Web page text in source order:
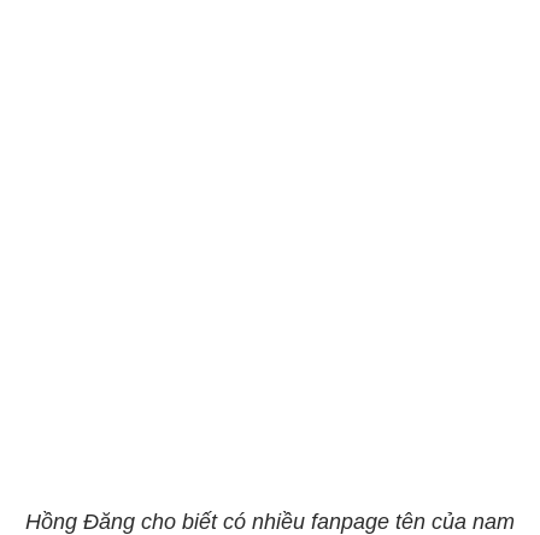
Hồng Đăng cho biết có nhiều fanpage tên của nam